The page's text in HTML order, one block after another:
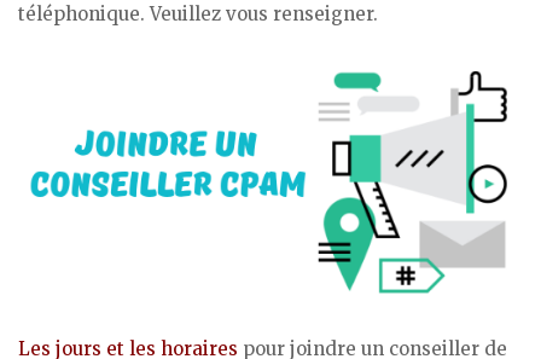
téléphonique. Veuillez vous renseigner.
Les jours et les horaires pour joindre un conseiller de